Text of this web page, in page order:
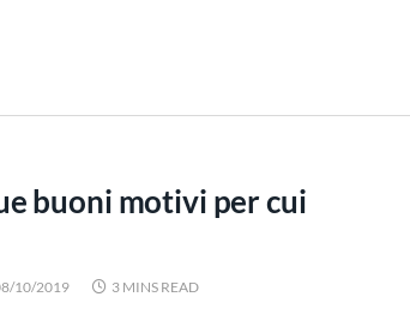
buoni motivi per cui
10/2019 3 MINS READ